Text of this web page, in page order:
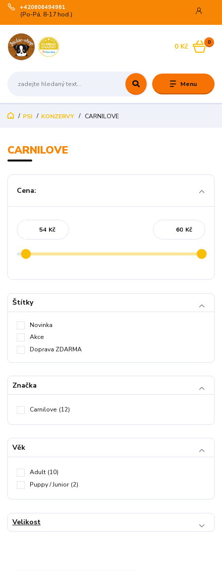
Menu
+420606494961
(Po-Pá, 8-17 hod.)
0
0 Kč
PSI KONZERVY CARNILOVE
CARNILOVE
Cena:
Kč Kč
Štítky
Novinka
Akce
Doprava ZDARMA
Značka
Carnilove (12)
Věk
Adult (10)
Puppy / Junior (2)
Velikost